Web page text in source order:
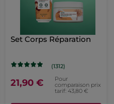
Set Corps Réparation
(1312)
21,90 €
Pour
comparaison prix
tarif: 43,80 €